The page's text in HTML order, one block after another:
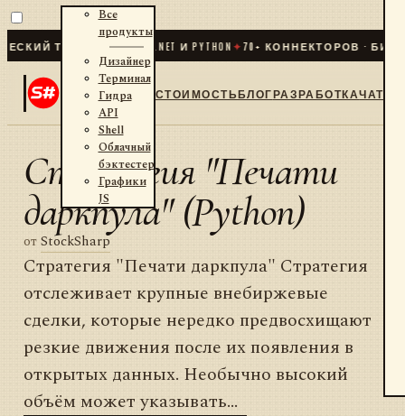
ТРЕЙДИНГ ДЛЯ .NET И PYTHON✦ 70+ КОННЕКТОРОВ ·
Все
продукты
Дизайнер
Терминал
Гидра
API
Shell
Облачный
бэктестер
Графики
JS
СТОИМОСТЬБЛОГРАЗРАБОТКАЧАТ
Стратегия "Печати
даркпула" (Python)
отStockSharp
Стратегия "Печати даркпула" Стратегия
отслеживает крупные внебиржевые
сделки, которые нередко предвосхищают
резкие движения после их появления в
открытых данных. Необычно высокий
объём может указывать...